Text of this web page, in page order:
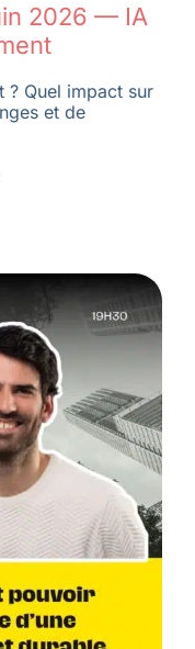
2026 — IA
? Quel impact sur
et de